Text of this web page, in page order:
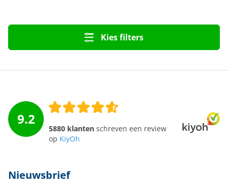
Kies filters
9.2
5880 klanten schreven een review
op KiyOh
Nieuwsbrief